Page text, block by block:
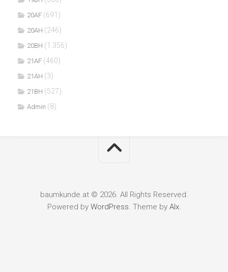
20AF (691)
20AH (246)
20BH (1.356)
21AF (460)
21AH (3)
21BH (527)
Admin (8)
baumkunde.at © 2026. All Rights Reserved.
Powered by WordPress. Theme by Alx.